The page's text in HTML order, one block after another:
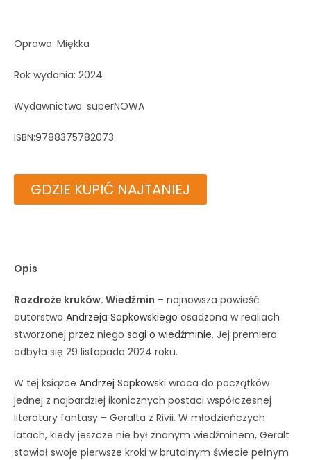
Oprawa: Miękka
Rok wydania: 2024
Wydawnictwo: superNOWA
ISBN:9788375782073
GDZIE KUPIĆ NAJTANIEJ
Opis
Rozdroże kruków. Wiedźmin – najnowsza powieść
autorstwa Andrzeja Sapkowskiego osadzona w realiach
stworzonej przez niego sagi o wiedźminie. Jej premiera
odbyła się 29 listopada 2024 roku.
W tej książce Andrzej Sapkowski wraca do początków
jednej z najbardziej ikonicznych postaci współczesnej
literatury fantasy – Geralta z Rivii. W młodzieńczych
latach, kiedy jeszcze nie był znanym wiedźminem, Geralt
stawiał swoje pierwsze kroki w brutalnym świecie pełnym